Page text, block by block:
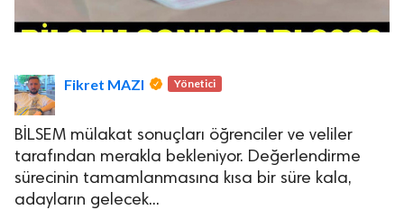
Asayiş
Saklıdır.
Fikret MAZI Yönetici
BİLSEM mülakat sonuçları öğrenciler ve veliler
tarafından merakla bekleniyor. Değerlendirme
sürecinin tamamlanmasına kısa bir süre kala,
adayların gelecek...